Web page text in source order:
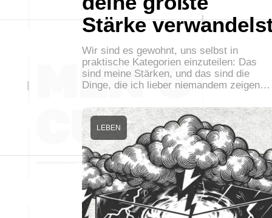
Stärke
Wir sind es gewohnt, uns selbst in
praktische Kategorien einzuteilen: Das
sind meine Stärken, und das sind die
Dinge, die ich lieber niemandem zeigen…
LEBEN